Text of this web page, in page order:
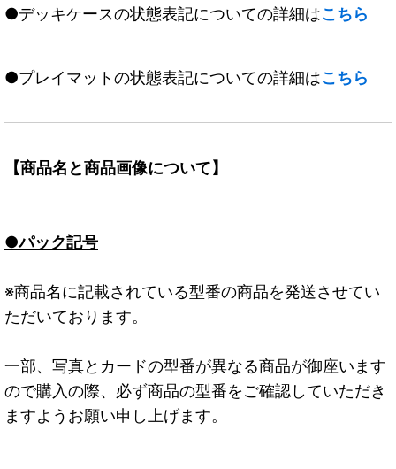
●デッキケースの状態表記についての詳細はこちら
●プレイマットの状態表記についての詳細はこちら
【商品名と商品画像について】
●パック記号
※商品名に記載されている型番の商品を発送させてい
ただいております。
一部、写真とカードの型番が異なる商品が御座います
ので購入の際、必ず商品の型番をご確認していただき
ますようお願い申し上げます。